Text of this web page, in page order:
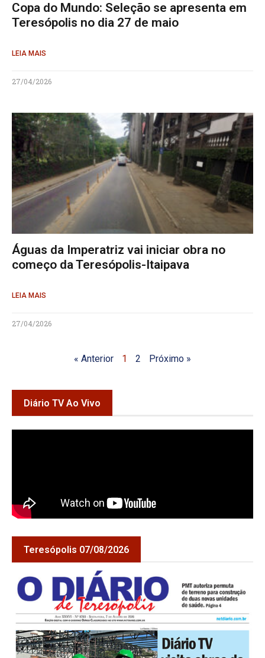
Copa do Mundo: Seleção se apresenta em
Teresópolis no dia 27 de maio
LEIA MAIS
27/04/2026
Águas da Imperatriz vai iniciar obra no
começo da Teresópolis-Itaipava
LEIA MAIS
27/04/2026
« Anterior 1 2 Próximo »
Diário TV Ao Vivo
Teresópolis 07/08/2026